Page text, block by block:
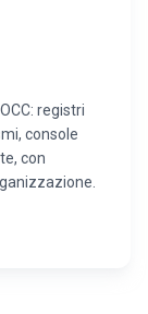
registri
console
con